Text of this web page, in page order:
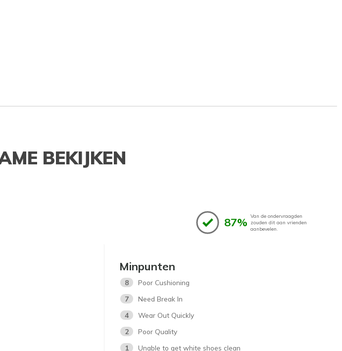
BEKIJKEN
87% Van de ondervraagden
zouden dit aan vrienden
aanbevelen.
Minpunten
8
Poor Cushioning
7
Need Break In
4
Wear Out Quickly
2
Poor Quality
1
Unable to get white shoes clean